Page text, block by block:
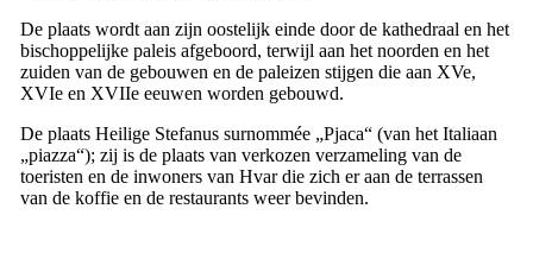
De plaats wordt aan zijn oostelijk einde door de kathedraal en het
bischoppelijke paleis afgeboord, terwijl aan het noorden en het
zuiden van de gebouwen en de paleizen stijgen die aan XVe,
XVIe en XVIIe eeuwen worden gebouwd.
De plaats Heilige Stefanus surnommée „Pjaca“ (van het Italiaan
„piazza“); zij is de plaats van verkozen verzameling van de
toeristen en de inwoners van Hvar die zich er aan de terrassen
van de koffie en de restaurants weer bevinden.